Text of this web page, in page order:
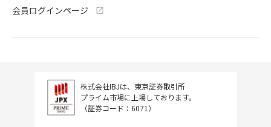
会員ログインページ
株式会社IBJは、東京証券取引所
プライム市場に上場しております。
（証券コード：6071）